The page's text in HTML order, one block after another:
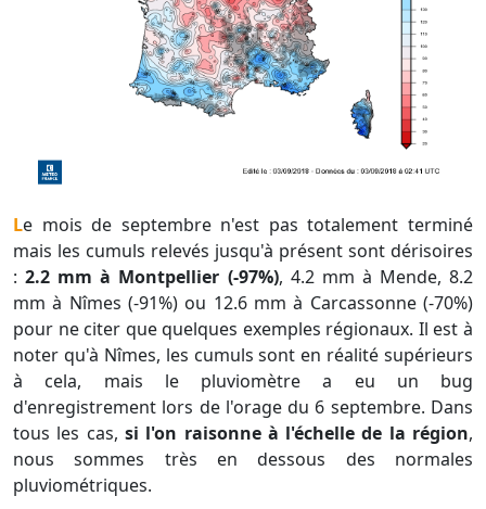
Le mois de septembre n'est pas totalement terminé
mais les cumuls relevés jusqu'à présent sont dérisoires
:2.2 mm à Montpellier (-97%), 4.2 mm à Mende, 8.2
mm à Nîmes (-91%) ou 12.6 mm à Carcassonne (-70%)
pour ne citer que quelques exemples régionaux. Il est à
noter qu'à Nîmes, les cumuls sont en réalité supérieurs
à cela, mais le pluviomètre a eu un bug
d'enregistrement lors de l'orage du 6 septembre. Dans
tous les cas, si l'on raisonne à l'échelle de la région,
nous sommes très en dessous des normales
pluviométriques.